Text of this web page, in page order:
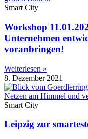
Smart City
Workshop
Unternehmen
voranbringen!
Weiterlesen »
8. Dezember 2021
Smart City
Leipzig zur